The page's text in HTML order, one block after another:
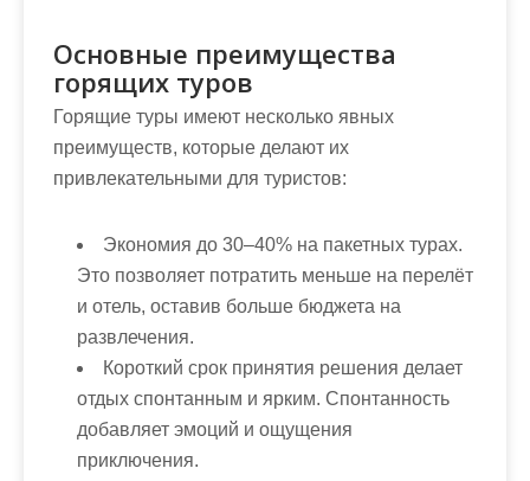
Основные преимущества
горящих туров
Горящие туры имеют несколько явных
преимуществ, которые делают их
привлекательными для туристов:
Экономия до 30–40% на пакетных турах.
Это позволяет потратить меньше на перелёт
и отель, оставив больше бюджета на
развлечения.
Короткий срок принятия решения делает
отдых спонтанным и ярким. Спонтанность
добавляет эмоций и ощущения
приключения.